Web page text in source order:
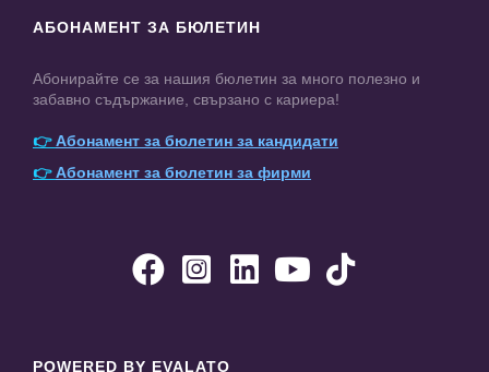
АБОНАМЕНТ ЗА БЮЛЕТИН
Абонирайте се за нашия бюлетин за много полезно и
забавно съдържание, свързано с кариера!
👉Абонамент за бюлетин за кандидати
👉Абонамент за бюлетин за фирми
    
POWERED BY EVALATO